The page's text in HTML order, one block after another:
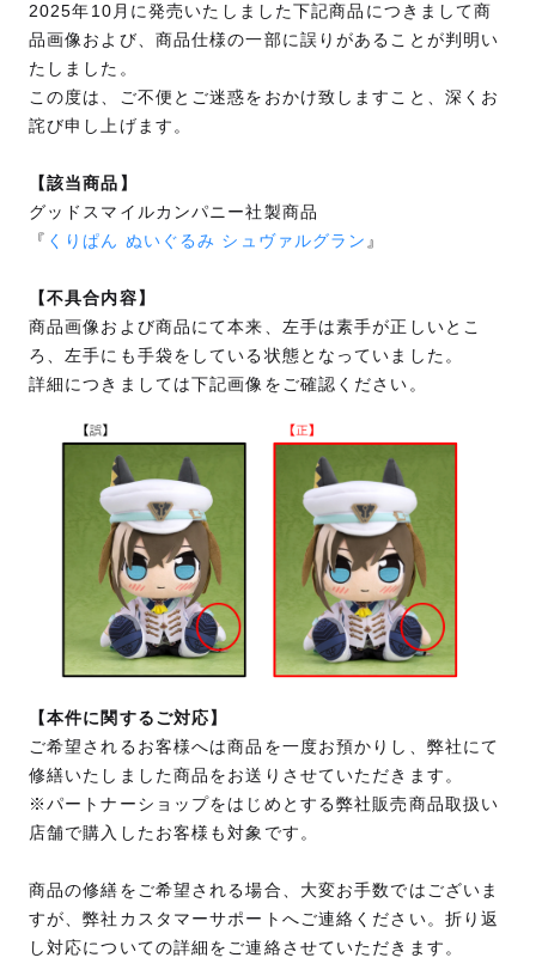
2025年10月に発売いたしました下記商品につきまして商
品画像および、商品仕様の一部に誤りがあることが判明い
たしました。
この度は、ご不便とご迷惑をおかけ致しますこと、深くお
詫び申し上げます。
【該当商品】
グッドスマイルカンパニー社製商品
『 くりぱん ぬいぐるみ シュヴァルグラン 』
【不具合内容】
商品画像および商品にて本来、左手は素手が正しいとこ
ろ、左手にも手袋をしている状態となっていました。
詳細につきましては下記画像をご確認ください。
【本件に関するご対応】
ご希望されるお客様へは商品を一度お預かりし、弊社にて
修繕いたしました商品をお送りさせていただきます。
※パートナーショップをはじめとする弊社販売商品取扱い
店舗で購入したお客様も対象です。
商品の修繕をご希望される場合、大変お手数ではございま
すが、弊社カスタマーサポートへご連絡ください。折り返
し対応についての詳細をご連絡させていただきます。